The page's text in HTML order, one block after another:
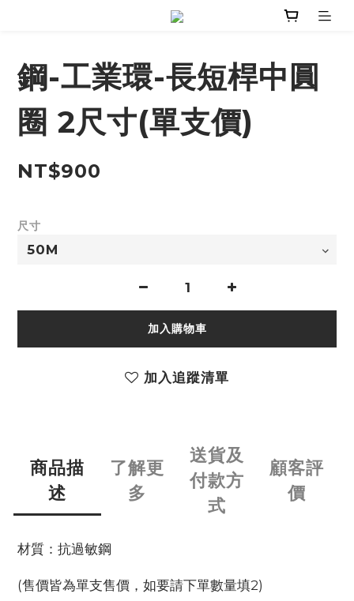
鋼-工業環-長短桿中圓
圈 2尺寸(單支價)
NT$900
尺寸
加入購物車
加入追蹤清單
商品描
述
了解更
多
送貨及
付款方
式
顧客評
價
材質：抗過敏鋼
(售價皆為單支售價，如要請下單數量填2)